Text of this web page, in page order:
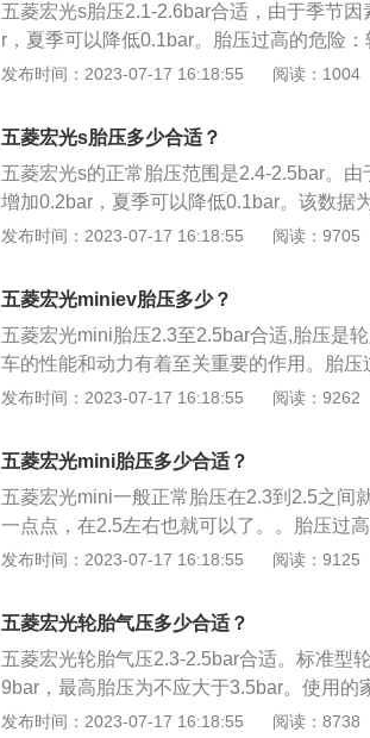
五菱宏光s胎压2.1-2.6bar合适，由于季节
r，夏季可以降低0.1bar。胎压过高的危险
制动效果；导致方向盘震动跑偏，降低驾驶
过度拉伸变形，胎体弹性下降，车辆负荷增
系数会增大，油耗上升；导致方向盘沉重
部位运动量增加，过度滚动造成轮胎异常
线与轮辋之间脱层或过度摩擦，造成胎圈
增加一倍，轮胎温度急剧上升，轮胎变软，
感器来直接测量轮胎的气压，利用无线发射
接收器模块上，然后对各轮胎气压数据进行
统会自动报警。2、间接式胎压监测：间接
快。通过比较轮胎之间的转速差别，以达到
发布时间：2023-07-17 16:18:55 阅读：1004
五菱宏光s胎压多少合适？
五菱宏光s的正常胎压范围是2.4-2.5bar。
增加0.2bar，夏季可以降低0.1bar。该数据
求。五菱宏光s有胎压监测，可以通过按下
确保车辆行驶过程中的安全。一般来讲，胎
bar就是过低。 胎压过高的危害：轮胎的摩
果；导致方向盘震动、跑偏，使行驶的舒适
部磨损，使轮胎寿命下降；车身的震动变
会使轮胎帘线受到过度的伸张变形，胎体弹
沉，易跑偏等不利驾乘安全的因素；使轮胎
成轮胎的异常发热；使得帘线以及橡胶的功
辋之间产生过度的摩擦造成胎圈部位损伤
胎。 如果胎压监测指示灯亮（一个黄色的
异常：⼀般低于1.8bar或者⾼压3.0bar就会
⽓压。胎压监测没有复位：轮胎充气后，
测系统中记录的还是原先的数据，胎压监
复位即可。胎压传感器损坏：胎压传感器是
发布时间：2023-07-17 16:18:55 阅读：9705
五菱宏光miniev胎压多少？
五菱宏光mini胎压2.3至2.5bar合适,胎压是
车的性能和动力有着至关重要的作用。胎
会增大轮胎与路面的摩擦系数，油耗上升，
异常发热。胎压过大：胎压过大，高于标准
降低，影响制动效果，导致方向盘震动，
轮胎胎面中央的花纹局部磨损，使轮胎寿命
到其他零部件的寿命。
发布时间：2023-07-17 16:18:55 阅读：9262
五菱宏光mini胎压多少合适？
五菱宏光mini一般正常胎压在2.3到2.5之间
一点点，在2.5左右也就可以了。。胎压过
低，影响制动效果；导致方向盘震动、跑偏
零部件的寿命；会使轮胎帘线受到过度的伸
驶中受到的负荷增大；耐轧性能下降。当
很容易扎入胎内，冲击会产生内裂和爆破
的摩擦系数便会增大，油耗上升；造成方
素；使轮胎各部位的运动量增大，过度的碾
发布时间：2023-07-17 16:18:55 阅读：9125
五菱宏光轮胎气压多少合适？
五菱宏光轮胎气压2.3-2.5bar合适。标准型
9bar，最高胎压为不应大于3.5bar。使用的
2.5bar，汽车轮胎是汽车非常重要的组成部
发布时间：2023-07-17 16:18:55 阅读：8738